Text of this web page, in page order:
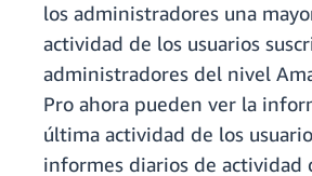
los administradores una
actividad de los usuarios
administradores del nivel
Pro ahora pueden ver la
última actividad de los
informes diarios de actividad